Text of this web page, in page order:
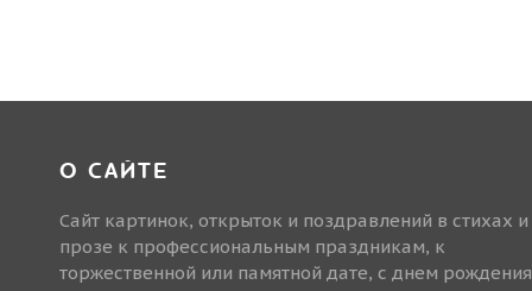
О САЙТЕ
Сайт картинок, открыток и поздравлений в стихах и
прозе к профессиональным праздникам, к
торжественной или памятной дате, с днем